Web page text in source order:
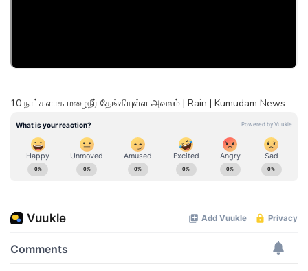
10 நாட்களாக மழைநீர் தேங்கியுள்ள அவலம் | Rain | Kumudam News